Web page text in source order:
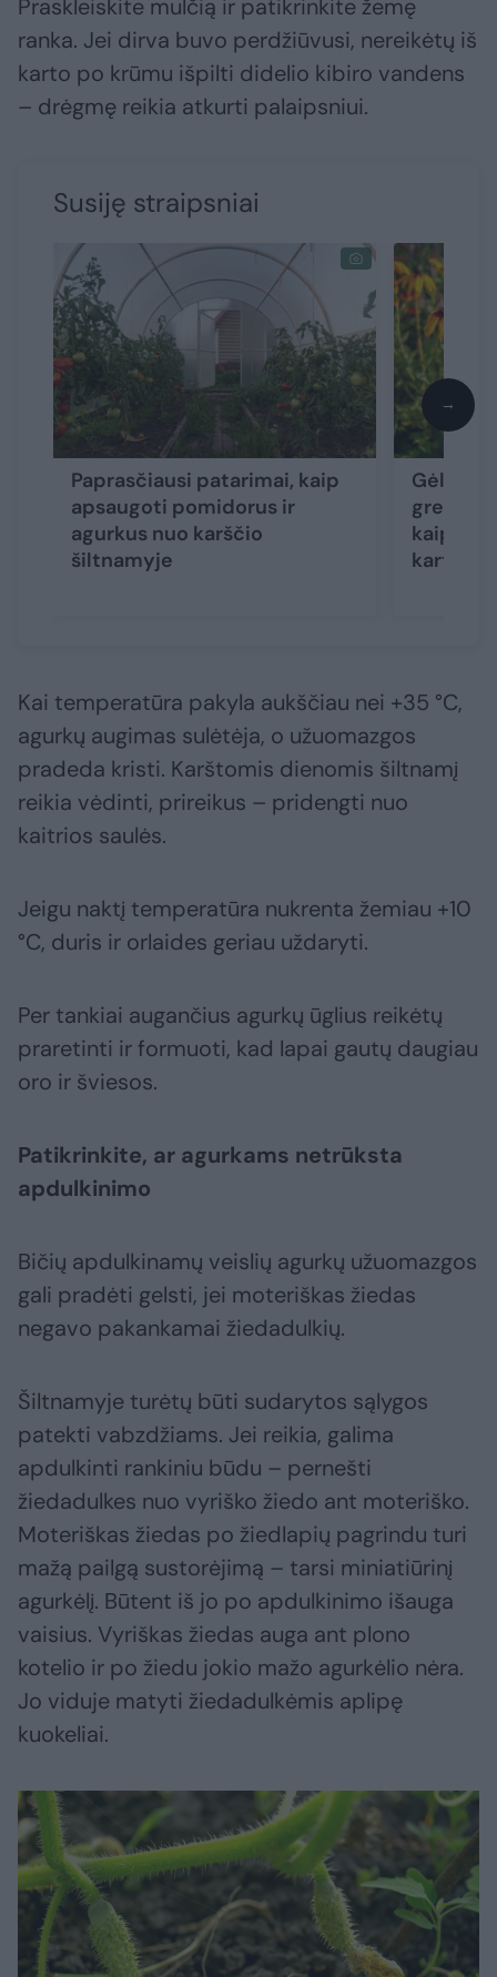
Praskleiskite mulčią ir patikrinkite žemę
ranka. Jei dirva buvo perdžiūvusi, nereikėtų iš
karto po krūmu išpilti didelio kibiro vandens
– drėgmę reikia atkurti palaipsniui.
Susiję straipsniai
Paprasčiausi patarimai, kaip
apsaugoti pomidorus ir
agurkus nuo karščio
šiltnamyje
Gėlės
greitai?
kaip
kartą
→
Kai temperatūra pakyla aukščiau nei +35 °C,
agurkų augimas sulėtėja, o užuomazgos
pradeda kristi. Karštomis dienomis šiltnamį
reikia vėdinti, prireikus – pridengti nuo
kaitrios saulės.
Jeigu naktį temperatūra nukrenta žemiau +10
°C, duris ir orlaides geriau uždaryti.
Per tankiai augančius agurkų ūglius reikėtų
praretinti ir formuoti, kad lapai gautų daugiau
oro ir šviesos.
Patikrinkite, ar agurkams netrūksta
apdulkinimo
Bičių apdulkinamų veislių agurkų užuomazgos
gali pradėti gelsti, jei moteriškas žiedas
negavo pakankamai žiedadulkių.
Šiltnamyje turėtų būti sudarytos sąlygos
patekti vabzdžiams. Jei reikia, galima
apdulkinti rankiniu būdu – pernešti
žiedadulkes nuo vyriško žiedo ant moteriško.
Moteriškas žiedas po žiedlapių pagrindu turi
mažą pailgą sustorėjimą – tarsi miniatiūrinį
agurkėlį. Būtent iš jo po apdulkinimo išauga
vaisius. Vyriškas žiedas auga ant plono
kotelio ir po žiedu jokio mažo agurkėlio nėra.
Jo viduje matyti žiedadulkėmis aplipę
kuokeliai.